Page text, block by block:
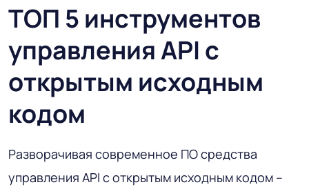
ТОП 5 инструментов
управления API с
открытым исходным
кодом
Разворачивая современное ПО средства
управления API с открытым исходным кодом –